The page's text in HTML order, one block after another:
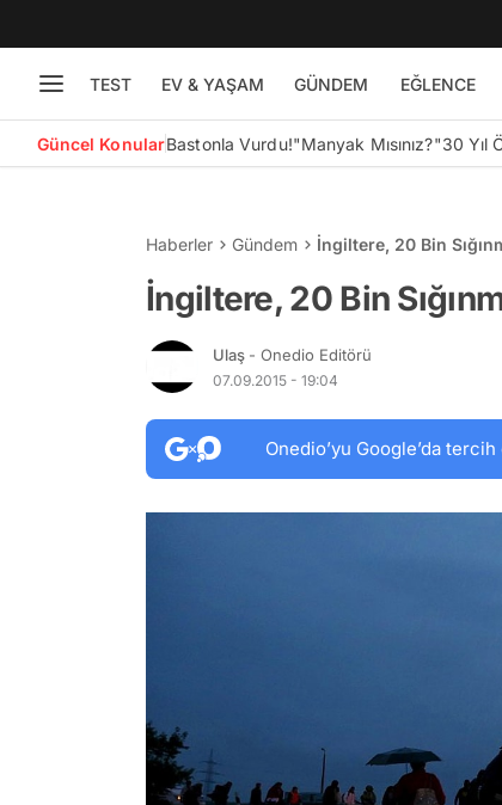
TEST EV & YAŞAM GÜNDEM EĞLENCE
Güncel KonularBastonla Vurdu!"Manyak Mısınız?"30 Yıl
Haberler Gündem İngiltere, 20 Bin
İngiltere, 20 Bin
Ulaş - Onedio Editörü
07.09.2015 - 19:04
Onedio’yu Google’da